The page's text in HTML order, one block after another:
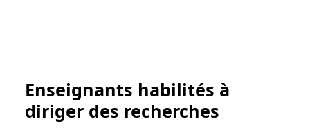
Enseignants habilités à
diriger des recherches